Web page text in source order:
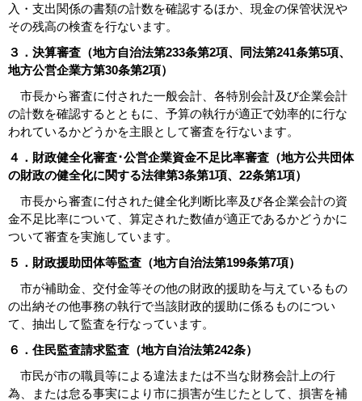
入・支出関係の書類の計数を確認するほか、現金の保管状況や
その残高の検査を行ないます。
３．決算審査（地方自治法第233条第2項、同法第241条第5項、
地方公営企業方第30条第2項）
市長から審査に付された一般会計、各特別会計及び企業会計
の計数を確認するとともに、予算の執行が適正で効率的に行な
われているかどうかを主眼として審査を行ないます。
４．財政健全化審査･公営企業資金不足比率審査（地方公共団体
の財政の健全化に関する法律第3条第1項、22条第1項）
市長から審査に付された健全化判断比率及び各企業会計の資
金不足比率について、算定された数値が適正であるかどうかに
ついて審査を実施しています。
５．財政援助団体等監査（地方自治法第199条第7項）
市が補助金、交付金等その他の財政的援助を与えているもの
の出納その他事務の執行で当該財政的援助に係るものについ
て、抽出して監査を行なっています。
６．住民監査請求監査（地方自治法第242条）
市民が市の職員等による違法または不当な財務会計上の行
為、または怠る事実により市に損害が生じたとして、損害を補